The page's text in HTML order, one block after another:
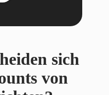
sich
von